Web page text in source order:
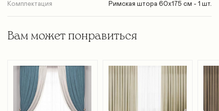
Комплектация Римская штора 60х175 см - 1 шт.
Вам может понравиться